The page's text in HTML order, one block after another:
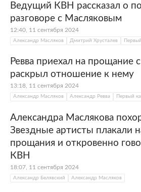
Ведущий КВН рассказал о
разговоре с Масляковым
12:40, 11 сентября 2024
Александр Масляков Дмитрий Хрусталев
Ревва приехал на прощание
раскрыл отношение к нему
13:18, 11 сентября 2024
Александр Масляков Александр Ревва Первый
Александра Маслякова
Звездные артисты плакали
прощания и откровенно
КВН
18:07, 11 сентября 2024
Александр Белявский Александр Масляков